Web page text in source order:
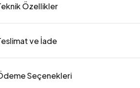
Özellikler
ve İade
Seçenekleri